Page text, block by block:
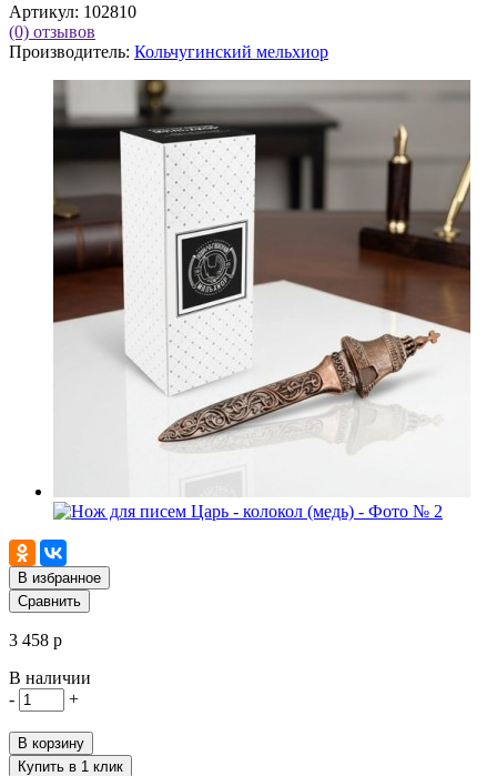
Артикул: 102810
(0) отзывов
Производитель: Кольчугинский мельхиор
В избранное
Сравнить
3 458 р
В наличии
-
+
В корзину
Купить в 1 клик